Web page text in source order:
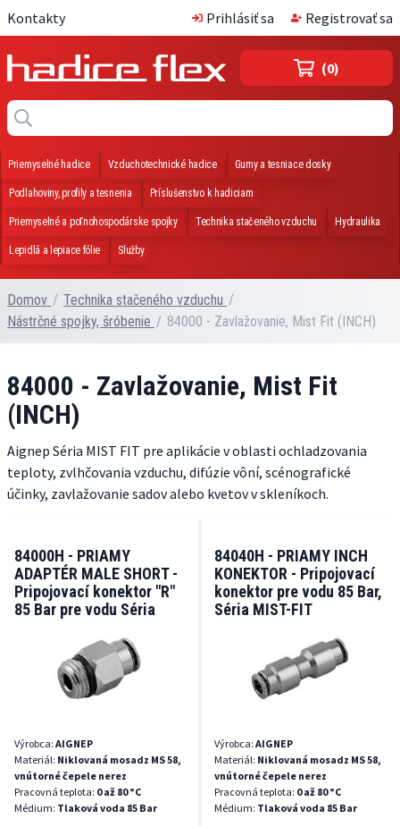
Kontakty Prihlásiť sa Registrovať sa
(0)
Priemyselné hadice Vzduchotechnické hadice Gumy a tesniace dosky
Podlahoviny, profily a tesnenia Príslušenstvo k hadiciam
Priemyselné a poľnohospodárske spojky Technika stačeného vzduchu Hydraulika
Lepidlá a lepiace fólie Služby
Domov / Technika stačeného vzduchu /
Nástrčné spojky, šróbenie / 84000 - Zavlažovanie, Mist Fit (INCH)
84000 - Zavlažovanie, Mist Fit
(INCH)
Aignep Séria MIST FIT pre aplikácie v oblasti ochladzovania
teploty, zvlhčovania vzduchu, difúzie vôní, scénografické
účinky, zavlažovanie sadov alebo kvetov v skleníkoch.
84000H - PRIAMY
ADAPTÉR MALE SHORT -
Pripojovací konektor "R"
85 Bar pre vodu Séria
Výrobca: AIGNEP
Materiál: Niklovaná mosadz MS 58,
vnútorné čepele nerez
Pracovná teplota: 0 až 80 °C
Médium: Tlaková voda 85 Bar
84040H - PRIAMY INCH
KONEKTOR - Pripojovací
konektor pre vodu 85 Bar,
Séria MIST-FIT
Výrobca: AIGNEP
Materiál: Niklovaná mosadz MS 58,
vnútorné čepele nerez
Pracovná teplota: 0 až 80 °C
Médium: Tlaková voda 85 Bar